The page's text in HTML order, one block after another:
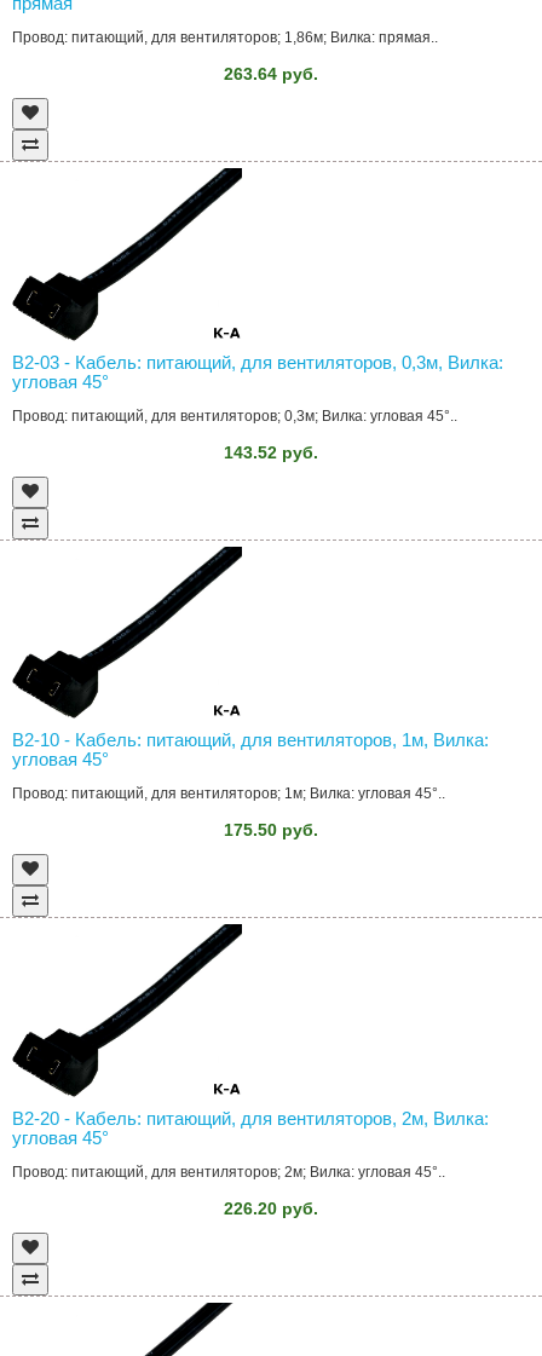
Провод: питающий, для вентиляторов; 1,86м; Вилка: прямая..
263.64 руб.
B2-03 - Кабель: питающий, для вентиляторов, 0,3м, Вилка:
угловая 45°
Провод: питающий, для вентиляторов; 0,3м; Вилка: угловая 45°..
143.52 руб.
B2-10 - Кабель: питающий, для вентиляторов, 1м, Вилка:
угловая 45°
Провод: питающий, для вентиляторов; 1м; Вилка: угловая 45°..
175.50 руб.
B2-20 - Кабель: питающий, для вентиляторов, 2м, Вилка:
угловая 45°
Провод: питающий, для вентиляторов; 2м; Вилка: угловая 45°..
226.20 руб.